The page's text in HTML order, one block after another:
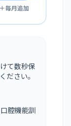
毎月追加
て数秒保
ださい。
腔機能訓